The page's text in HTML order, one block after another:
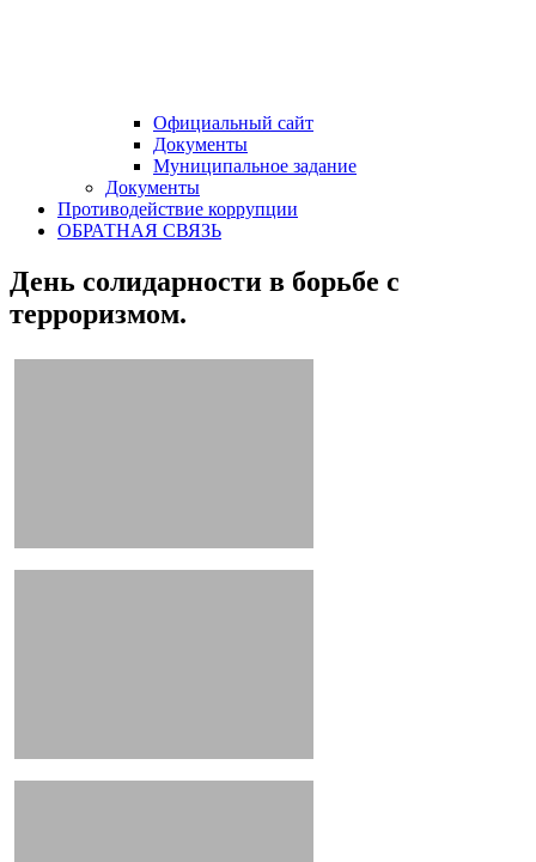
Официальный сайт
Документы
Муниципальное задание
Документы
Противодействие коррупции
ОБРАТНАЯ СВЯЗЬ
День солидарности в борьбе с
терроризмом.